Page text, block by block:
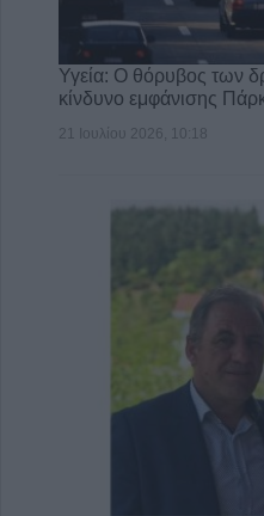
Υγεία: Ο θόρυβος των
κίνδυνο εμφάνισης
21 Ιουλίου 2026, 10:18